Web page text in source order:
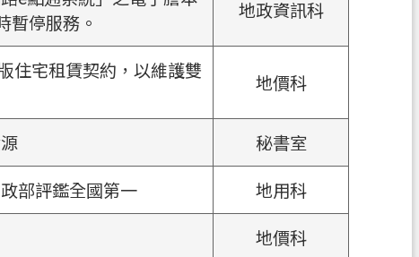
暫停服務。
地政資訊科
住宅租賃契約，以維護雙
地價科
秘書室
部評鑑全國第一 地用科
地價科